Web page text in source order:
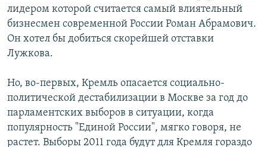
лидером которой считается самый влиятельный
бизнесмен современной России Роман Абрамович.
Он хотел бы добиться скорейшей отставки
Лужкова.
Но, во-первых, Кремль опасается социально-
политической дестабилизации в Москве за год до
парламентских выборов в ситуации, когда
популярность "Единой России", мягко говоря, не
растет. Выборы 2011 года будут для Кремля гораздо